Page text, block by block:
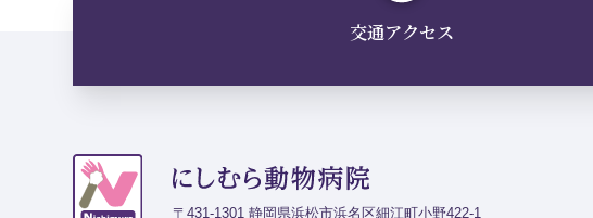
交通アクセス
〒431-1301 静岡県浜松市浜名区細江町小野422-1